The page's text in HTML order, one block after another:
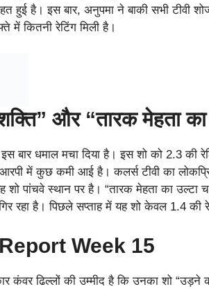
हुई है। इस बार, अनुपमा ने बाकी सभी टीवी
में कितनी रेटिंग मिली है।
और “तारक मेहता का
इस बार धमाल मचा दिया है। इस शो को 2.3 की
में कुछ कमी आई है। कलर्स टीवी का
शो पांचवे स्थान पर है। “तारक मेहता का उल्टा
रहा है। पिछले सप्ताह में यह शो केवल 1.4 की
Week 15
कंवर ढिल्लों की उम्मीद है कि उनका शो “उड़ने